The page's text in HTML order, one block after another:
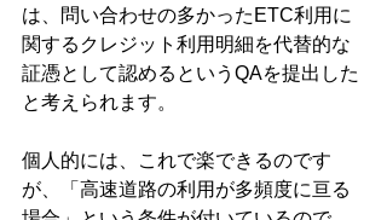
は、問い合わせの多かったETC利用に
関するクレジット利用明細を代替的な
証憑として認めるというQAを提出した
と考えられます。
個人的には、これで楽できるのです
が、「高速道路の利用が多頻度に亘る